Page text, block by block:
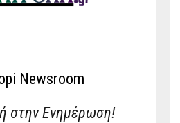
Newsroom
στην Ενημέρωση!